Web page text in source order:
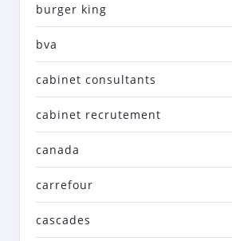
burger king
bva
cabinet consultants
cabinet recrutement
canada
carrefour
cascades